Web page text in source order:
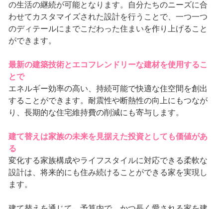
の生活の継続が可能となります。自分たちのニーズに合
わせてカスタマイズされた設計を行うことで、一つ一つ
のディテールにまでこだわった住まいを作り上げること
ができます。
最新の建築技術とエコフレンドリーな建材を使用するこ
とで
エネルギー効率の高い、持続可能で快適な住空間を創出
することができます。耐震性や断熱性の向上にもつなが
り、長期的な住宅維持費の削減にも寄与します。
建て替えは家族の未来を見据えた投資としても価値があ
る
変化する家族構成やライフスタイルに対応できる柔軟な
設計は、将来的にも住み続けることができる家を実現し
ます。